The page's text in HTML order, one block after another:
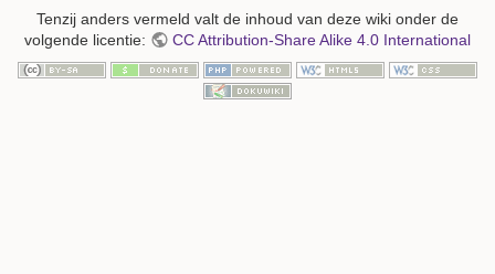
Tenzij anders vermeld valt de inhoud van deze wiki onder de
volgende licentie:
CC Attribution-Share Alike 4.0 International